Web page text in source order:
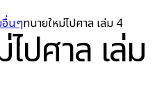
อื่นๆทนายใหม่ไปศาล เล่ม 4
ปศาล เล่ม